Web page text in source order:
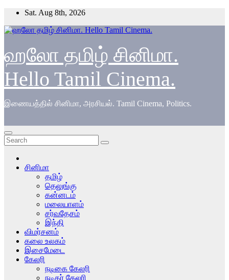
Skip
content
Sat. Aug 8th, 2026
ஹலோ தமிழ் சினிமா.
Hello Tamil Cinema.
இணையத்தில் சினிமா, அரசியல். Tamil Cinema, Politics.
சினிமா
தமிழ்
தெலுங்கு
கன்னடம்
மலையாளம்
சர்வதேசம்
இந்தி
விமர்சனம்
கலை உலகம்
இசைமேடை
கேலரி
நடிகை கேலரி
நடிகர் கேலரி